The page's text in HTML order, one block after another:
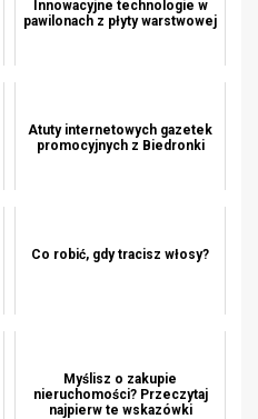
Innowacyjne technologie w
pawilonach z płyty warstwowej
Atuty internetowych gazetek
promocyjnych z Biedronki
Co robić, gdy tracisz włosy?
Myślisz o zakupie
nieruchomości? Przeczytaj
najpierw te wskazówki